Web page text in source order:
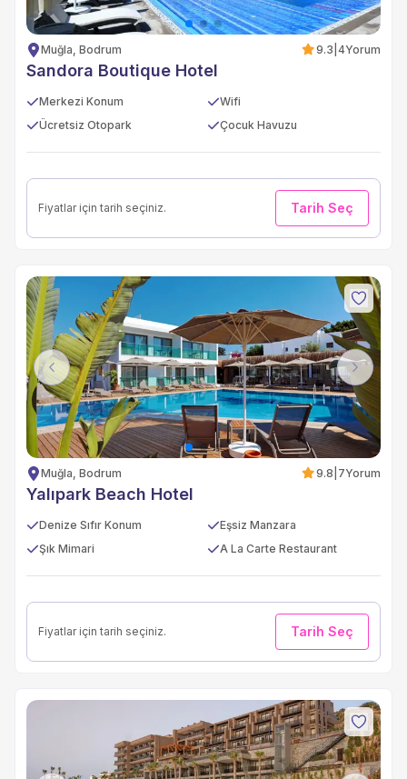
Muğla, Bodrum 9.3 4Yorum
Sandora Boutique Hotel
Merkezi Konum
Wifi
Ücretsiz Otopark
Çocuk Havuzu
Fiyatlar için tarih seçiniz. Tarih Seç
Previous Next
Muğla, Bodrum 9.8 7Yorum
Yalıpark Beach Hotel
Denize Sıfır Konum
Eşsiz Manzara
Şık Mimari
A La Carte Restaurant
Fiyatlar için tarih seçiniz. Tarih Seç